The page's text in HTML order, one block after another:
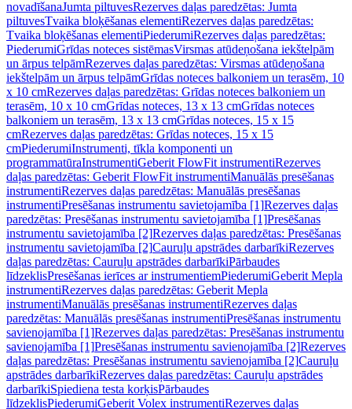
novadīšanaJumta piltuvesRezerves daļas paredzētas: Jumta
piltuvesTvaika bloķēšanas elementiRezerves daļas paredzētas:
Tvaika bloķēšanas elementiPiederumiRezerves daļas paredzētas:
PiederumiGrīdas noteces sistēmasVirsmas atūdeņošana iekštelpām
un ārpus telpāmRezerves daļas paredzētas: Virsmas atūdeņošana
iekštelpām un ārpus telpāmGrīdas noteces balkoniem un terasēm, 10
x 10 cmRezerves daļas paredzētas: Grīdas noteces balkoniem un
terasēm, 10 x 10 cmGrīdas noteces, 13 x 13 cmGrīdas noteces
balkoniem un terasēm, 13 x 13 cmGrīdas noteces, 15 x 15
cmRezerves daļas paredzētas: Grīdas noteces, 15 x 15
cmPiederumiInstrumenti, tīkla komponenti un
programmatūraInstrumentiGeberit FlowFit instrumentiRezerves
daļas paredzētas: Geberit FlowFit instrumentiManuālās presēšanas
instrumentiRezerves daļas paredzētas: Manuālās presēšanas
instrumentiPresēšanas instrumentu savietojamība [1]Rezerves daļas
paredzētas: Presēšanas instrumentu savietojamība [1]Presēšanas
instrumentu savietojamība [2]Rezerves daļas paredzētas: Presēšanas
instrumentu savietojamība [2]Cauruļu apstrādes darbarīkiRezerves
daļas paredzētas: Cauruļu apstrādes darbarīkiPārbaudes
līdzeklisPresēšanas ierīces ar instrumentiemPiederumiGeberit Mepla
instrumentiRezerves daļas paredzētas: Geberit Mepla
instrumentiManuālās presēšanas instrumentiRezerves daļas
paredzētas: Manuālās presēšanas instrumentiPresēšanas instrumentu
savienojamība [1]Rezerves daļas paredzētas: Presēšanas instrumentu
savienojamība [1]Presēšanas instrumentu savienojamība [2]Rezerves
daļas paredzētas: Presēšanas instrumentu savienojamība [2]Cauruļu
apstrādes darbarīkiRezerves daļas paredzētas: Cauruļu apstrādes
darbarīkiSpiediena testa korķisPārbaudes
līdzeklisPiederumiGeberit Volex instrumentiRezerves daļas